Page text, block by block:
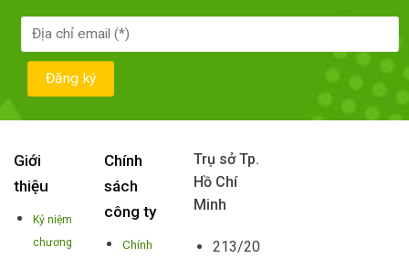
Giới
thiệu
Kỷ niệm
chương
Chính
sách
công ty
Chính
Trụ sở Tp.
Hồ Chí
Minh
213/20